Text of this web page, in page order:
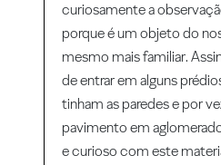
curiosamente a
porque é um objeto do
mesmo mais familiar.
de entrar em alguns
tinham as paredes e por
pavimento em
e curioso com este